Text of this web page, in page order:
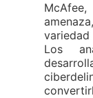
Los